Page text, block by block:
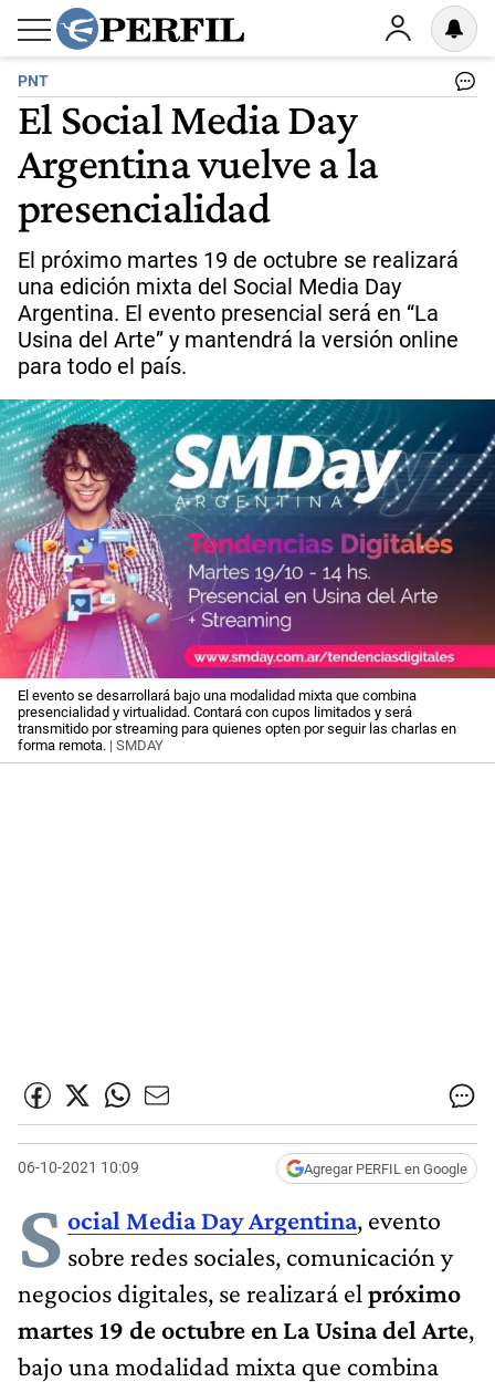
PNT
El Social Media Day
Argentina vuelve a la
presencialidad
El próximo martes 19 de octubre se realizará
una edición mixta del Social Media Day
Argentina. El evento presencial será en “La
Usina del Arte” y mantendrá la versión online
para todo el país.
El evento se desarrollará bajo una modalidad mixta que combina
presencialidad y virtualidad. Contará con cupos limitados y será
transmitido por streaming para quienes opten por seguir las charlas en
forma remota. | SMDAY
06-10-2021 10:09 Agregar PERFIL en Google
S ocial Media Day Argentina, evento
sobre redes sociales, comunicación y
negocios digitales, se realizará el próximo
martes 19 de octubre en La Usina del Arte,
bajo una modalidad mixta que combina